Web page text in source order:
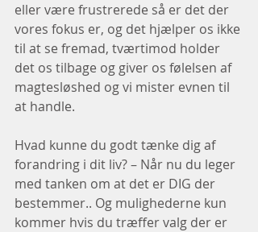
eller være frustrerede så er det der
vores fokus er, og det hjælper os ikke
til at se fremad, tværtimod holder
det os tilbage og giver os følelsen af
magtesløshed og vi mister evnen til
at handle.
Hvad kunne du godt tænke dig af
forandring i dit liv? – Når nu du leger
med tanken om at det er DIG der
bestemmer.. Og mulighederne kun
kommer hvis du træffer valg der er